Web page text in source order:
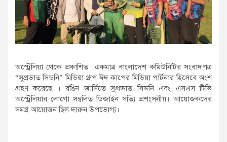
অস্ট্রেলিয়া থেকে প্রকাশিত একমাত্র বাংলাদেশ কমিউনিটির সংবাদপত্র
“সুপ্রভাত সিডনি” মিডিয়া গ্রূপ ঈদ কাপের মিডিয়া পার্টনার হিসেবে অংশ
গ্রহণ করেছে । রঙিন জার্সিতে সুপ্রভাত সিডনি এবং এসএস টিভি
অস্ট্রেলিয়ার লোগো সম্বলিত ডিজাইন সত্যি প্রশংসনীয়। আয়োজকদের
সমগ্র আয়োজন ছিল দারুন উপভোগ্য।